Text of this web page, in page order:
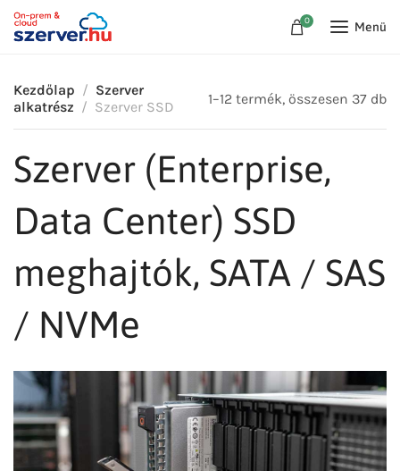
0 Menü
Kezdőlap
Szerver
alkatrész
Szerver SSD 1–12 termék, összesen 37 db
Szerver (Enterprise,
Data Center) SSD
meghajtók, SATA / SAS
/ NVMe